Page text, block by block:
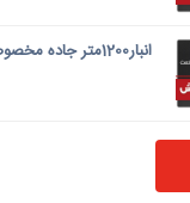
انبار1200متر جاده مخصوص کرج 1665